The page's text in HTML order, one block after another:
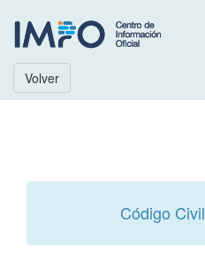
Volver
Código Civil